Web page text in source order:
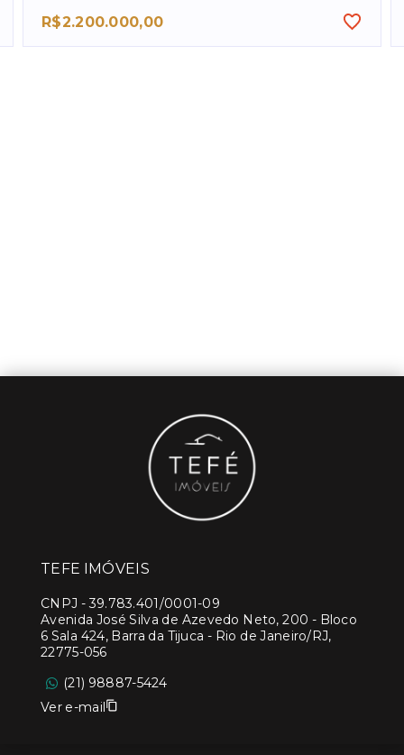
R$2.200.000,00
TEFE IMÓVEIS
CNPJ -39.783.401/0001-09
Avenida José Silva de Azevedo Neto, 200 - Bloco
6 Sala 424, Barra da Tijuca - Rio de Janeiro/RJ,
22775-056
(21) 98887-5424
Ver e-mail